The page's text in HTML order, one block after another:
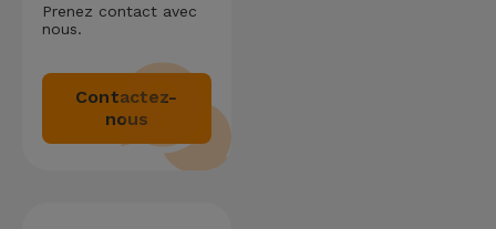
Prenez contact avec
nous.
Contactez-
nous